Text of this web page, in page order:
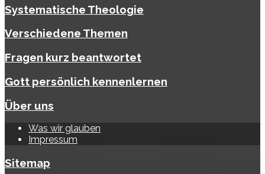
Systematische Theologie
Verschiedene Themen
Fragen kurz beantwortet
Gott persönlich kennenlernen
Über uns
Was wir glauben
Impressum
Sitemap